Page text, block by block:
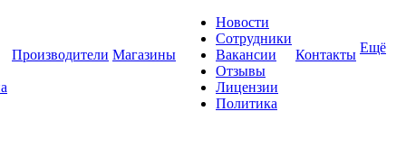
Производители Магазины
Новости
Сотрудники
Вакансии
Отзывы
Лицензии
Политика
Контакты Ещё